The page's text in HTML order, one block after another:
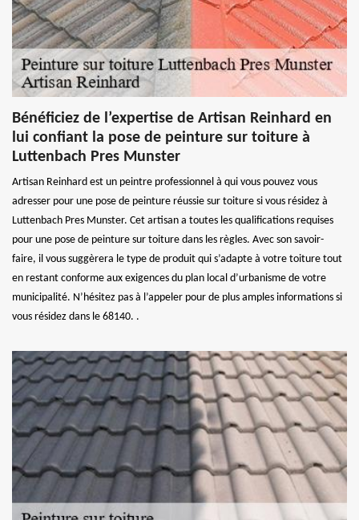
Bénéficiez de l’expertise de Artisan Reinhard en
lui confiant la pose de peinture sur toiture à
Luttenbach Pres Munster
Artisan Reinhard est un peintre professionnel à qui vous pouvez vous
adresser pour une pose de peinture réussie sur toiture si vous résidez à
Luttenbach Pres Munster. Cet artisan a toutes les qualifications requises
pour une pose de peinture sur toiture dans les règles. Avec son savoir-
faire, il vous suggèrera le type de produit qui s’adapte à votre toiture tout
en restant conforme aux exigences du plan local d’urbanisme de votre
municipalité. N’hésitez pas à l’appeler pour de plus amples informations si
vous résidez dans le 68140. .